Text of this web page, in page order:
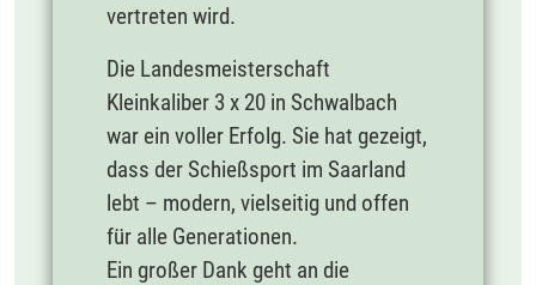
vertreten wird.
Die Landesmeisterschaft
Kleinkaliber 3 x 20 in Schwalbach
war ein voller Erfolg. Sie hat gezeigt,
dass der Schießsport im Saarland
lebt – modern, vielseitig und offen
für alle Generationen.
Ein großer Dank geht an die